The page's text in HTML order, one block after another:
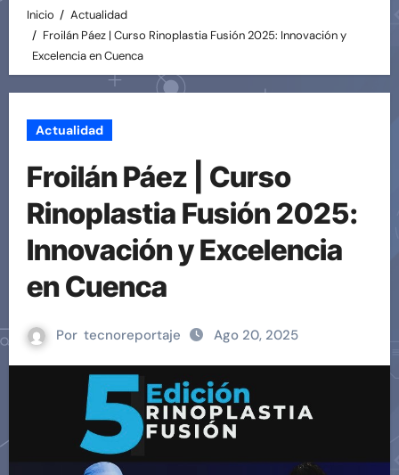
Inicio
Actualidad
Froilán Páez | Curso Rinoplastia Fusión 2025: Innovación y
Excelencia en Cuenca
Actualidad
Froilán Páez | Curso
Rinoplastia Fusión 2025:
Innovación y Excelencia
en Cuenca
Por tecnoreportaje Ago 20, 2025